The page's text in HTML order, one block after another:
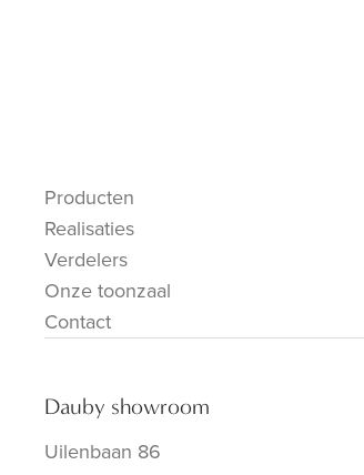
Producten
Realisaties
Verdelers
Onze toonzaal
Contact
Dauby showroom
Uilenbaan 86